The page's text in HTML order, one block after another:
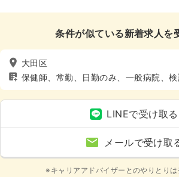
条件が似ている新着求人を
大田区
保健師、常勤、日勤のみ、一般病院、
LINEで受け取る
メールで受け取
※キャリアアドバイザーとのやりとり